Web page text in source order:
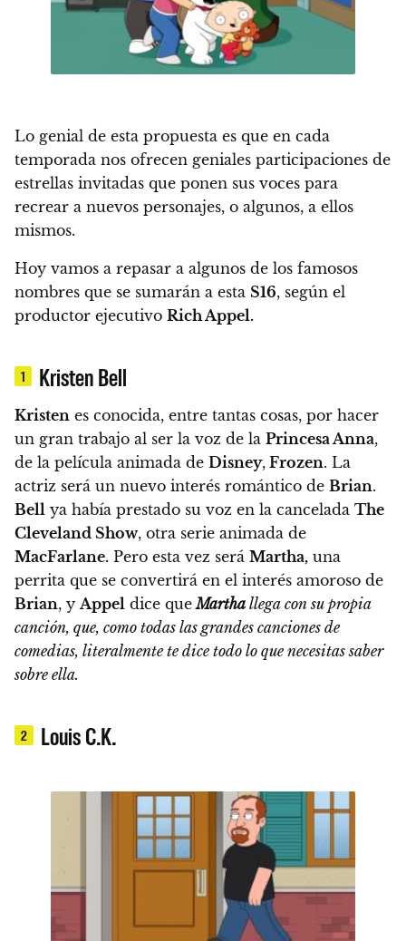
Lo genial de esta propuesta es que en cada
temporada nos ofrecen geniales participaciones de
estrellas invitadas que ponen sus voces para
recrear a nuevos personajes, o algunos, a ellos
mismos.
Hoy vamos a repasar a algunos de los famosos
nombres que se sumarán a esta S16, según el
productor ejecutivo Rich Appel.
1 Kristen Bell
Kristen es conocida, entre tantas cosas, por hacer
un gran trabajo al ser la voz de la Princesa Anna,
de la película animada de Disney, Frozen. La
actriz será un nuevo interés romántico de Brian.
Bell ya había prestado su voz en la cancelada The
Cleveland Show, otra serie animada de
MacFarlane. Pero esta vez será Martha, una
perrita que se convertirá en el interés amoroso de
Brian, y Appel dice que Martha llega con su propia
canción, que, como todas las grandes canciones de
comedias, literalmente te dice todo lo que necesitas saber
sobre ella.
2 Louis C.K.